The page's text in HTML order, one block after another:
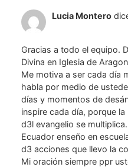
Lucia Montero
Gracias a todo el equipo.
Divina en Iglesia de
Me motiva a ser cada día
habla por medio de
días y momentos de
inspire cada día, porque
d3l evangelio se
Ecuador enseño en
d3 acciones que llevo la
Mi oración siempre ppr